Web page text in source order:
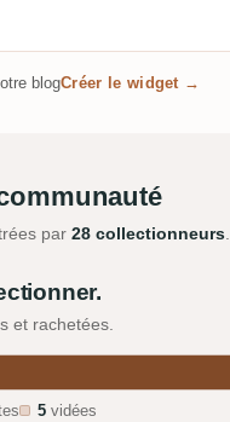
blogCréer le widget →
par 28 collectionneurs.
et rachetées.
5 vidées